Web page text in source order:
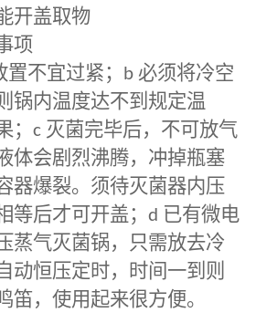
开盖取物
项
不宜过紧； b 必须将冷空
锅内温度达不到规定温
； c 灭菌完毕后，不可放气
体会剧烈沸腾，冲掉瓶塞
器爆裂。须待灭菌器内压
等后才可开盖； d 已有微电
蒸气灭菌锅，只需放去冷
动恒压定时，时间一到则
笛，使用起来很方便。